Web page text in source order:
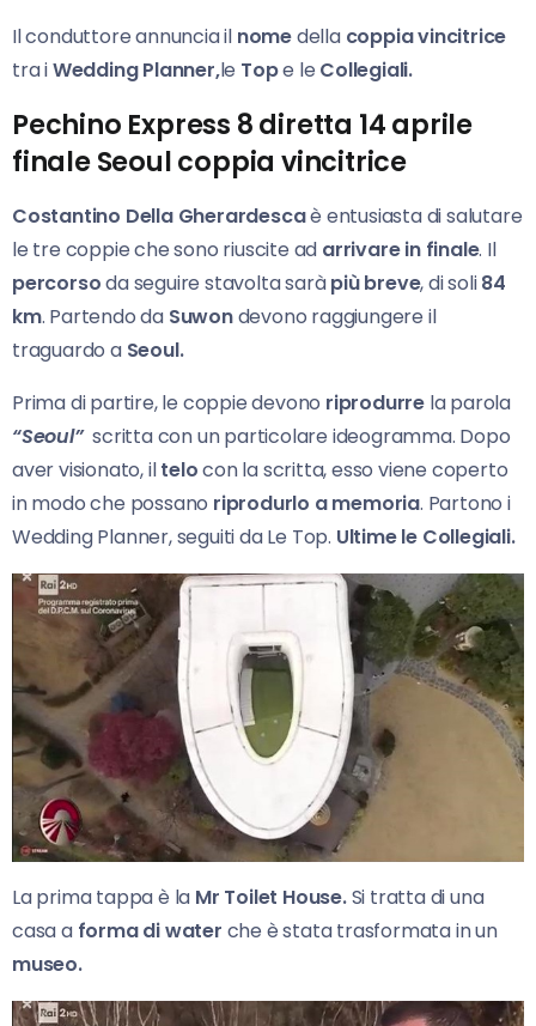
Il conduttore annuncia il nomedella coppia vincitrice
tra iWedding Planner,le Tope le Collegiali.
Pechino Express 8 diretta 14 aprile
finale Seoul coppia vincitrice
Costantino Della Gherardescaè entusiasta di salutare
le tre coppie che sono riuscite ad arrivare in finale. Il
percorsoda seguire stavolta saràpiù breve, di soli84
km. Partendo da Suwondevono raggiungere il
traguardo a Seoul.
Prima di partire, le coppie devono riprodurre la parola
“Seoul”scritta con un particolare ideogramma. Dopo
aver visionato, iltelocon la scritta, esso viene coperto
in modo che possano riprodurlo a memoria. Partono i
Wedding Planner, seguiti da Le Top. Ultime le Collegiali.
La prima tappa è la Mr Toilet House.Si tratta di una
casa aforma di water che è stata trasformata in un
museo.